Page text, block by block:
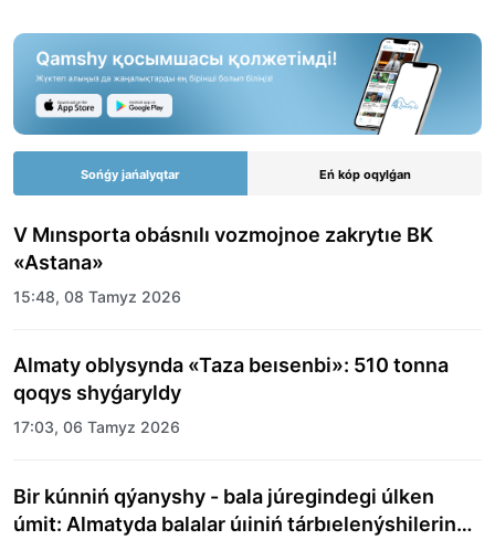
Sońǵy jańalyqtar Eń kóp oqylǵan
V Mınsporta obásnılı vozmojnoe zakrytıe BK
«Astana»
15:48, 08 Tamyz 2026
Almaty oblysynda «Taza beısenbi»: 510 tonna
qoqys shyǵaryldy
17:03, 06 Tamyz 2026
Bir kúnniń qýanyshy - bala júregindegi úlken
úmit: Almatyda balalar úıiniń tárbıelenýshilerine